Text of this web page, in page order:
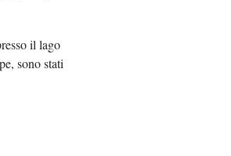
il lago
sono stati